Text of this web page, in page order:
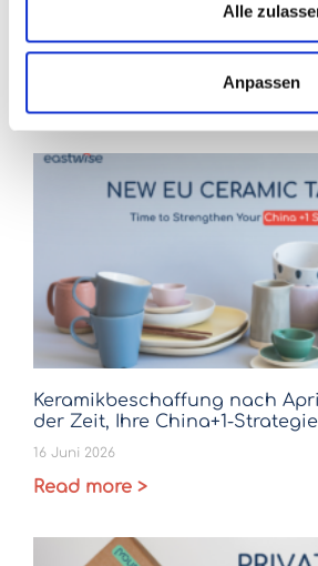
Alle
Anpassen
QA vs. QC in der Fertigung:
ein zuverlässiges Sourcing
Keramikbeschaffung nach
der Zeit, Ihre China+1-
16 Juni 2026
Read more >